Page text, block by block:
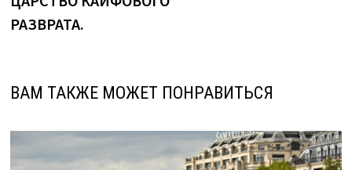
РАЗВРАТА.
ВАМ ТАКЖЕ МОЖЕТ ПОНРАВИТЬСЯ